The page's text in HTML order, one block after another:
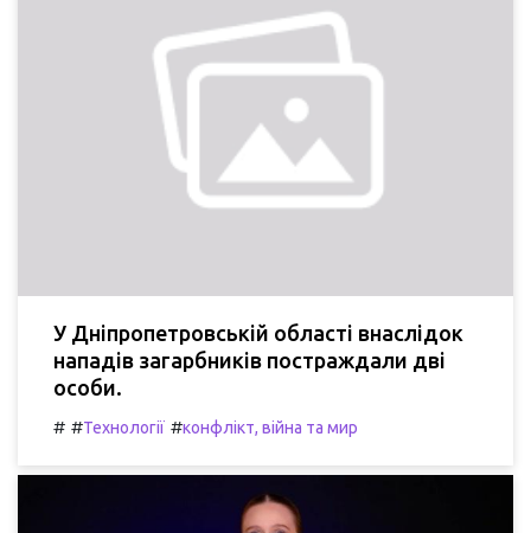
У Дніпропетровській області внаслідок
нападів загарбників постраждали дві
особи.
# #Технології #конфлікт, війна та мир